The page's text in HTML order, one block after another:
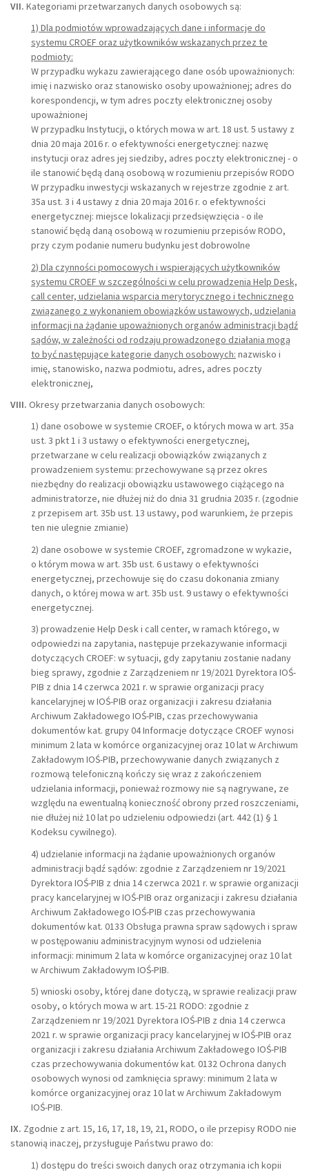
VII. Kategoriami przetwarzanych danych osobowych są:
1) Dla podmiotów wprowadzających dane i informacje do
systemu CROEF oraz użytkowników wskazanych przez te
podmioty:
W przypadku wykazu zawierającego dane osób upoważnionych:
imię i nazwisko oraz stanowisko osoby upoważnionej; adres do
korespondencji, w tym adres poczty elektronicznej osoby
upoważnionej
W przypadku Instytucji, o których mowa w art. 18 ust. 5 ustawy z
dnia 20 maja 2016 r. o efektywności energetycznej: nazwę
instytucji oraz adres jej siedziby, adres poczty elektronicznej - o
ile stanowić będą daną osobową w rozumieniu przepisów RODO
W przypadku inwestycji wskazanych w rejestrze zgodnie z art.
35a ust. 3 i 4 ustawy z dnia 20 maja 2016 r. o efektywności
energetycznej: miejsce lokalizacji przedsięwzięcia - o ile
stanowić będą daną osobową w rozumieniu przepisów RODO,
przy czym podanie numeru budynku jest dobrowolne
2) Dla czynności pomocowych i wspierających użytkowników
systemu CROEF w szczególności w celu prowadzenia Help Desk,
call center, udzielania wsparcia merytorycznego i technicznego
związanego z wykonaniem obowiązków ustawowych, udzielania
informacji na żądanie upoważnionych organów administracji bądź
sądów, w zależności od rodzaju prowadzonego działania mogą
to być następujące kategorie danych osobowych: nazwisko i
imię, stanowisko, nazwa podmiotu, adres, adres poczty
elektronicznej,
VIII. Okresy przetwarzania danych osobowych:
1) dane osobowe w systemie CROEF, o których mowa w art. 35a
ust. 3 pkt 1 i 3 ustawy o efektywności energetycznej,
przetwarzane w celu realizacji obowiązków związanych z
prowadzeniem systemu: przechowywane są przez okres
niezbędny do realizacji obowiązku ustawowego ciążącego na
administratorze, nie dłużej niż do dnia 31 grudnia 2035 r. (zgodnie
z przepisem art. 35b ust. 13 ustawy, pod warunkiem, że przepis
ten nie ulegnie zmianie)
2) dane osobowe w systemie CROEF, zgromadzone w wykazie,
o którym mowa w art. 35b ust. 6 ustawy o efektywności
energetycznej, przechowuje się do czasu dokonania zmiany
danych, o której mowa w art. 35b ust. 9 ustawy o efektywności
energetycznej.
3) prowadzenie Help Desk i call center, w ramach którego, w
odpowiedzi na zapytania, następuje przekazywanie informacji
dotyczących CROEF: w sytuacji, gdy zapytaniu zostanie nadany
bieg sprawy, zgodnie z Zarządzeniem nr 19/2021 Dyrektora IOŚ-
PIB z dnia 14 czerwca 2021 r. w sprawie organizacji pracy
kancelaryjnej w IOŚ-PIB oraz organizacji i zakresu działania
Archiwum Zakładowego IOŚ-PIB, czas przechowywania
dokumentów kat. grupy 04 Informacje dotyczące CROEF wynosi
minimum 2 lata w komórce organizacyjnej oraz 10 lat w Archiwum
Zakładowym IOŚ-PIB, przechowywanie danych związanych z
rozmową telefoniczną kończy się wraz z zakończeniem
udzielania informacji, ponieważ rozmowy nie są nagrywane, ze
względu na ewentualną konieczność obrony przed roszczeniami,
nie dłużej niż 10 lat po udzieleniu odpowiedzi (art. 442 (1) § 1
Kodeksu cywilnego).
4) udzielanie informacji na żądanie upoważnionych organów
administracji bądź sądów: zgodnie z Zarządzeniem nr 19/2021
Dyrektora IOŚ-PIB z dnia 14 czerwca 2021 r. w sprawie organizacji
pracy kancelaryjnej w IOŚ-PIB oraz organizacji i zakresu działania
Archiwum Zakładowego IOŚ-PIB czas przechowywania
dokumentów kat. 0133 Obsługa prawna spraw sądowych i spraw
w postępowaniu administracyjnym wynosi od udzielenia
informacji: minimum 2 lata w komórce organizacyjnej oraz 10 lat
w Archiwum Zakładowym IOŚ-PIB.
5) wnioski osoby, której dane dotyczą, w sprawie realizacji praw
osoby, o których mowa w art. 15-21 RODO: zgodnie z
Zarządzeniem nr 19/2021 Dyrektora IOŚ-PIB z dnia 14 czerwca
2021 r. w sprawie organizacji pracy kancelaryjnej w IOŚ-PIB oraz
organizacji i zakresu działania Archiwum Zakładowego IOŚ-PIB
czas przechowywania dokumentów kat. 0132 Ochrona danych
osobowych wynosi od zamknięcia sprawy: minimum 2 lata w
komórce organizacyjnej oraz 10 lat w Archiwum Zakładowym
IOŚ-PIB.
IX. Zgodnie z art. 15, 16, 17, 18, 19, 21, RODO, o ile przepisy RODO nie
stanowią inaczej, przysługuje Państwu prawo do:
1) dostępu do treści swoich danych oraz otrzymania ich kopii